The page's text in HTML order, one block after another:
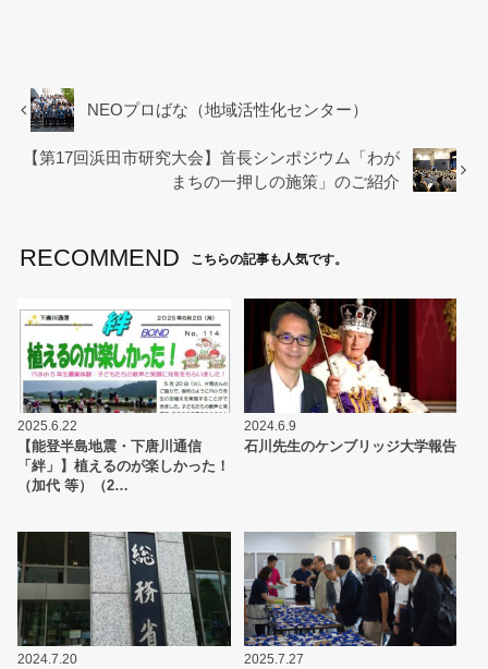
b
o
o
NEOプロばな（地域活性化センター）
【第17回浜田市研究大会】首長シンポジウム「わが
まちの一押しの施策」のご紹介
RECOMMEND こちらの記事も人気です。
2025.6.22
【能登半島地震・下唐川通信
「絆」】植えるのが楽しかった！
（加代 等）（2…
2024.6.9
石川先生のケンブリッジ大学報告
2024.7.20
2025.7.27